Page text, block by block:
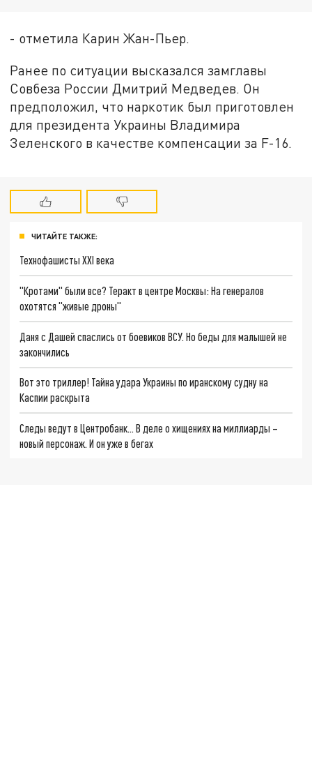
- отметила Карин Жан-Пьер.
Ранее по ситуации высказался замглавы
Совбеза России Дмитрий Медведев. Он
предположил, что наркотик был приготовлен
для президента Украины Владимира
Зеленского в качестве компенсации за F-16.
ЧИТАЙТЕ ТАКЖЕ:
Технофашисты XXI века
"Кротами" были все? Теракт в центре Москвы: На генералов
охотятся "живые дроны"
Даня с Дашей спаслись от боевиков ВСУ. Но беды для малышей не
закончились
Вот это триллер! Тайна удара Украины по иранскому судну на
Каспии раскрыта
Следы ведут в Центробанк… В деле о хищениях на миллиарды –
новый персонаж. И он уже в бегах